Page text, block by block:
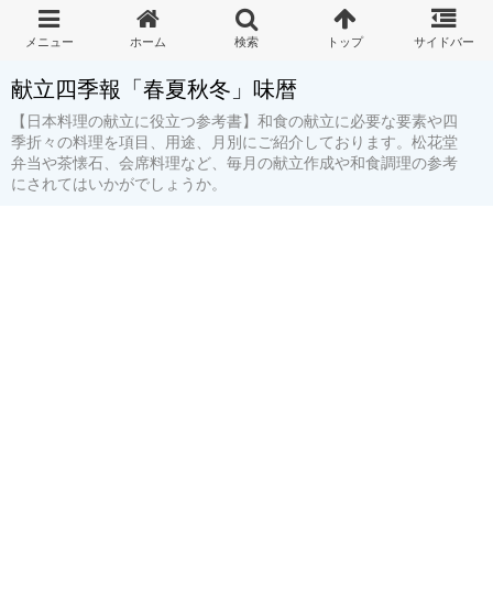
献立四季報「春夏秋冬」味暦
【日本料理の献立に役立つ参考書】和食の献立に必要な要素や四
季折々の料理を項目、用途、月別にご紹介しております。松花堂
弁当や茶懐石、会席料理など、毎月の献立作成や和食調理の参考
にされてはいかがでしょうか。